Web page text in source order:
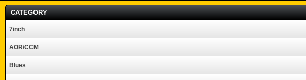
CATEGORY
7inch
AOR/CCM
Blues